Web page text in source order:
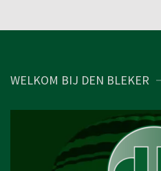
WELKOM BIJ DEN BLEKER